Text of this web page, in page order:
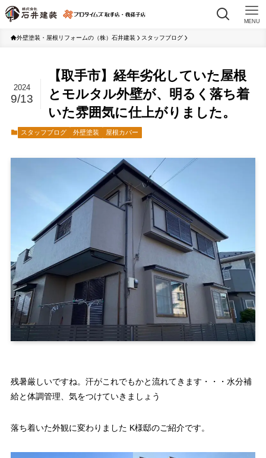
MENU
外壁塗装・屋根リフォームの（株）石井建装 スタッフブログ
【取手市】経年劣化していた屋根
とモルタル外壁が、明るく落ち着
いた雰囲気に仕上がりました。
2024
9/13
スタッフブログ 外壁塗装 屋根カバー
残暑厳しいですね。汗がこれでもかと流れてきます・・・水分補
給と体調管理、気をつけていきましょう
落ち着いた外観に変わりました K様邸のご紹介です。